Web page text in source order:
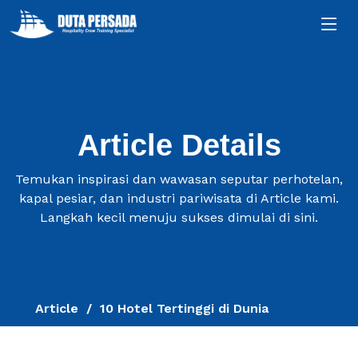
Article Details
Temukan inspirasi dan wawasan seputar perhotelan,
kapal pesiar, dan industri pariwisata di Article kami.
Langkah kecil menuju sukses dimulai di sini.
Article 10 Hotel Tertinggi di Dunia